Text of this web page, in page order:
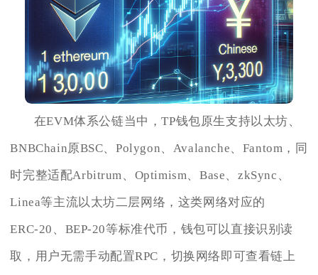
在EVM体系公链当中，TP钱包原生支持以太坊、
BNBChain原BSC、Polygon、Avalanche、Fantom，同
时完整适配Arbitrum、Optimism、Base、zkSync、
Linea等主流以太坊二层网络，这类网络对应的
ERC‑20、BEP‑20等标准代币，钱包可以直接识别读
取，用户无需手动配置RPC，切换网络即可查看链上